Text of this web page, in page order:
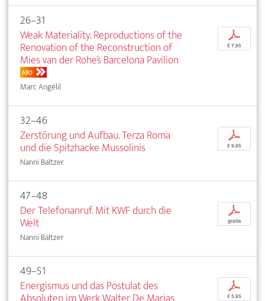
26–31
Weak Materiality. Reproductions of the
Renovation of the Reconstruction of
Mies van der Rohe’s Barcelona Pavilion
ABO
Marc Angélil
p
€ 7,95
32–46
Zerstörung und Aufbau. Terza Roma
und die Spitzhacke Mussolinis
Nanni Baltzer
p
€ 9,95
47–48
Der Telefonanruf. Mit KWF durch die
Welt
Nanni Baltzer
p
gratis
49–51
Energismus und das Postulat des
p
€ 5,95